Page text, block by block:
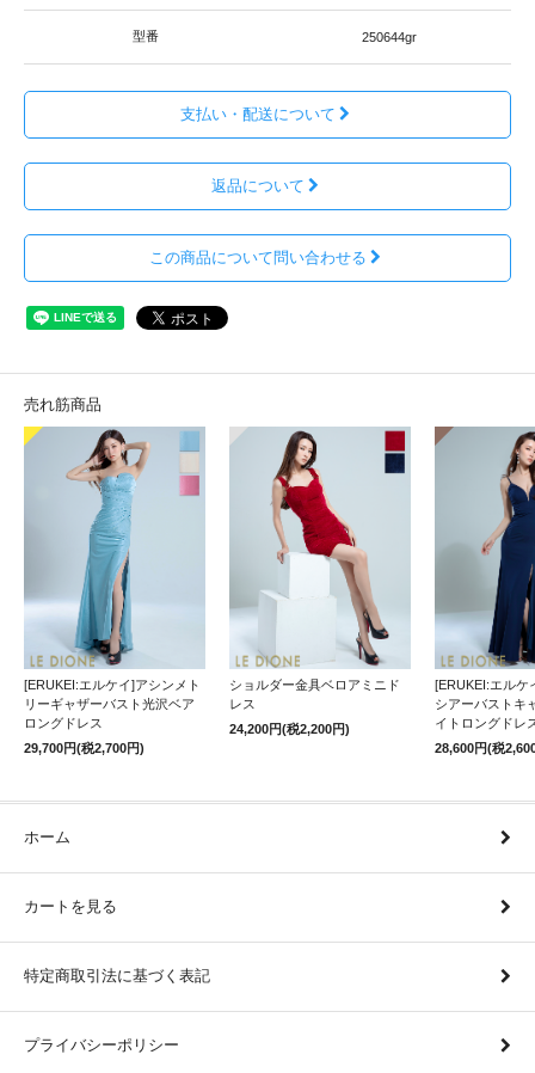
型番 250644gr
支払い・配送について
返品について
この商品について問い合わせる
売れ筋商品
[ERUKEI:エルケイ]アシンメト
リーギャザーバスト光沢ベア
ロングドレス
29,700円(税2,700円)
ショルダー金具ベロアミニド
レス
24,200円(税2,200円)
[ERUKEI:エルケ
シアーバストキ
イトロングドレ
28,600円(税
ホーム
カートを見る
特定商取引法に基づく表記
プライバシーポリシー